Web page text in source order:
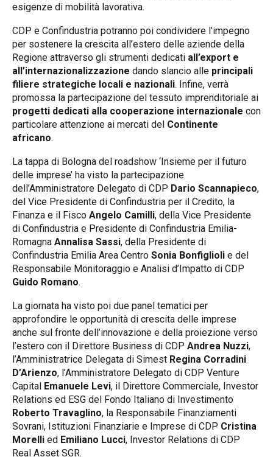
esigenze di mobilità lavorativa.
CDP e Confindustria potranno poi condividere l’impegno
per sostenere la crescita all’estero delle aziende della
Regione attraverso gli strumenti dedicati all’export e
all’internazionalizzazione dando slancio alle principali
filiere strategiche locali e nazionali. Infine, verrà
promossa la partecipazione del tessuto imprenditoriale ai
progetti dedicati alla cooperazione internazionale con
particolare attenzione ai mercati del Continente
africano.
La tappa di Bologna del roadshow ‘Insieme per il futuro
delle imprese’ ha visto la partecipazione
dell’Amministratore Delegato di CDP Dario Scannapieco,
del Vice Presidente di Confindustria per il Credito, la
Finanza e il Fisco Angelo Camilli, della Vice Presidente
di Confindustria e Presidente di Confindustria Emilia-
Romagna Annalisa Sassi, della Presidente di
Confindustria Emilia Area Centro Sonia Bonfiglioli e del
Responsabile Monitoraggio e Analisi d’Impatto di CDP
Guido Romano.
La giornata ha visto poi due panel tematici per
approfondire le opportunità di crescita delle imprese
anche sul fronte dell’innovazione e della proiezione verso
l’estero con il Direttore Business di CDP Andrea Nuzzi,
l’Amministratrice Delegata di Simest Regina Corradini
D’Arienzo, l’Amministratore Delegato di CDP Venture
Capital Emanuele Levi, il Direttore Commerciale, Investor
Relations ed ESG del Fondo Italiano di Investimento
Roberto Travaglino, la Responsabile Finanziamenti
Sovrani, Istituzioni Finanziarie e Imprese di CDP Cristina
Morelli ed Emiliano Lucci, Investor Relations di CDP
Real Asset SGR.